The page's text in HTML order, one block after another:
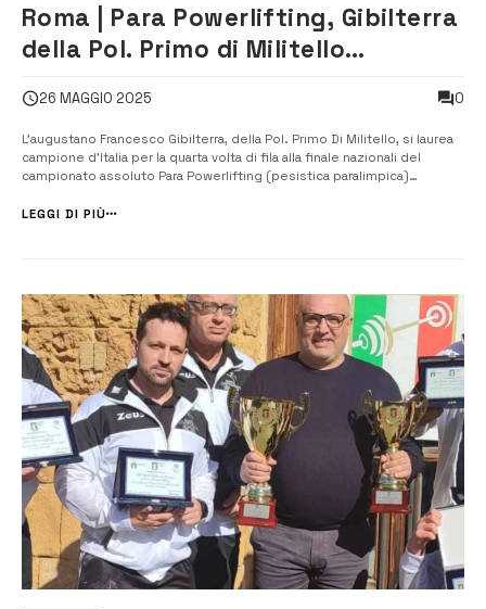
Roma | Para Powerlifting, Gibilterra
della Pol. Primo di Militello
26 MAGGIO 2025 0
L’augustano Francesco Gibilterra, della Pol. Primo Di Militello, si laurea
campione d’Italia per la quarta volta di fila alla finale nazionali del
campionato assoluto Para Powerlifting (pesistica paralimpica)
Hotel Hilton Rome Airport di Fiumicino (RM) che ha ospitat...
LEGGI DI PIÙ